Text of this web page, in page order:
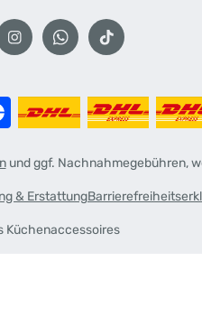
und ggf. Nachnahmegebühren,
Küchenaccessoires
& Erstattung